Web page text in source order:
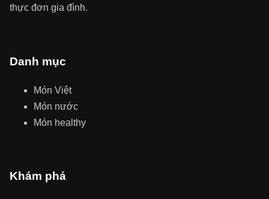
thực đơn gia đình.
Danh mục
Món Việt
Món nước
Món healthy
Khám phá